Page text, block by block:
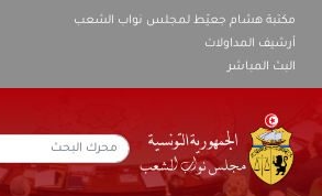
مكتبة هشام جعيّط لمجلس نواب الشعب
أرشيف المداولات
البث المباشر